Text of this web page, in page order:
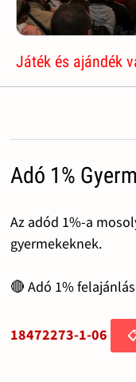
Játék és ajándék
Adó 1%
Az adód 1%-a
gyermekeknek.
🔴 Adó 1%
18472273-1-06